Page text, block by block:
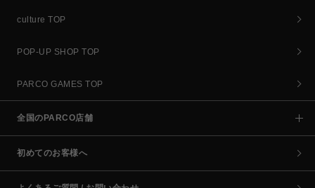
culture TOP
POP-UP SHOP TOP
PARCO GAMES TOP
全国のPARCO店舗
初めてのお客様へ